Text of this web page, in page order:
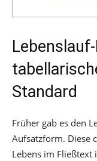
Standard
Früher gab es den
Aufsatzform. Diese
Lebens im Fließtext